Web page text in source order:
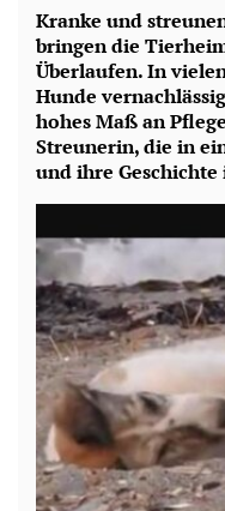
Kranke und
bringen die
Überlaufen. In
Hunde
hohes Maß an
Streunerin, die in
und ihre